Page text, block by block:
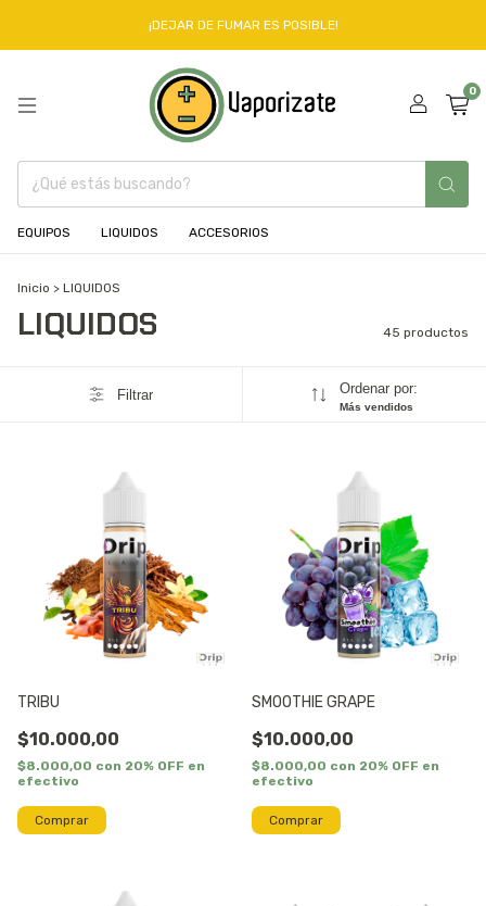
¡DEJAR DE FUMAR ES POSIBLE!
0
EQUIPOS LIQUIDOS ACCESORIOS
Inicio > LIQUIDOS
LIQUIDOS 45 productos
Filtrar Ordenar por:
Más vendidos
TRIBU
$10.000,00
$8.000,00 con 20% OFF en
efectivo
Comprar
SMOOTHIE GRAPE
$10.000,00
$8.000,00 con 20% OFF en
efectivo
Comprar